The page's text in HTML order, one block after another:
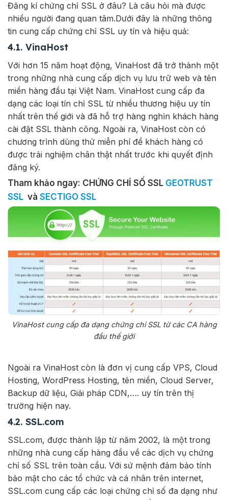
Đăng kí chứng chỉ SSL ở đâu? Là câu hỏi mà được
nhiều người đang quan tâm.Dưới đây là những thông
tin cung cấp chứng chỉ SSL uy tín và hiệu quả:
4.1. VinaHost
Với hơn 15 năm hoạt động, VinaHost đã trở thành một
trong những nhà cung cấp dịch vụ lưu trữ web và tên
miền hàng đầu tại Việt Nam. VinaHost cung cấp đa
dạng các loại tín chỉ SSL từ nhiều thương hiệu uy tín
nhất trên thế giới và đã hỗ trợ hàng nghìn khách hàng
cài đặt SSL thành công. Ngoài ra, VinaHost còn có
chương trình dùng thử miễn phí để khách hàng có
được trải nghiệm chân thật nhất trước khi quyết định
đăng ký.
Tham khảo ngay: CHỨNG CHỈ SỐ SSL GEOTRUST
SSL và SECTIGO SSL
VinaHost cung cấp đa dạng chứng chỉ SSL từ các CA hàng
đầu thế giới
Ngoài ra VinaHost còn là đơn vị cung cấp VPS, Cloud
Hosting, WordPress Hosting, tên miền, Cloud Server,
Backup dữ liệu, Giải pháp CDN,…. uy tín trên thị
trường hiện nay.
4.2. SSL.com
SSL.com, được thành lập từ năm 2002, là một trong
những nhà cung cấp hàng đầu về các dịch vụ chứng
chỉ số SSL trên toàn cầu. Với sứ mệnh đảm bảo tính
bảo mật cho các tổ chức và cá nhân trên internet,
SSL.com cung cấp các loại chứng chỉ số đa dạng như